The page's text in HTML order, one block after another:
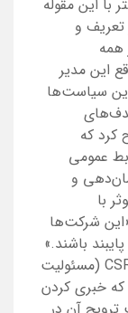
با این مقوله
تعریف و
همه
این مدیر
این سیاست‌ها
کرد که
عمومی
و
با
شرکت‌ها
باشند.»
علی‌محمدی در ابتدای این پنل به تجربه CSR (مسئولیت
خبری کردن